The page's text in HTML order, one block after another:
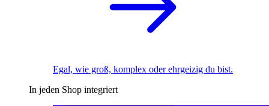
Egal, wie groß, komplex oder ehrgeizig du bist.
In jeden Shop integriert